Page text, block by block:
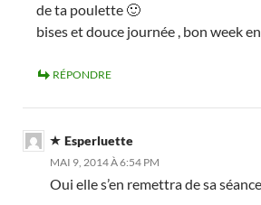
de ta poulette 🙂
bises et douce journée , bon week
RÉPONDRE
Esperluette
MAI 9, 2014 À 6:54 PM
Oui elle s’en remettra de sa